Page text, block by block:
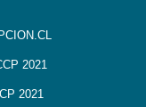
2021
2021